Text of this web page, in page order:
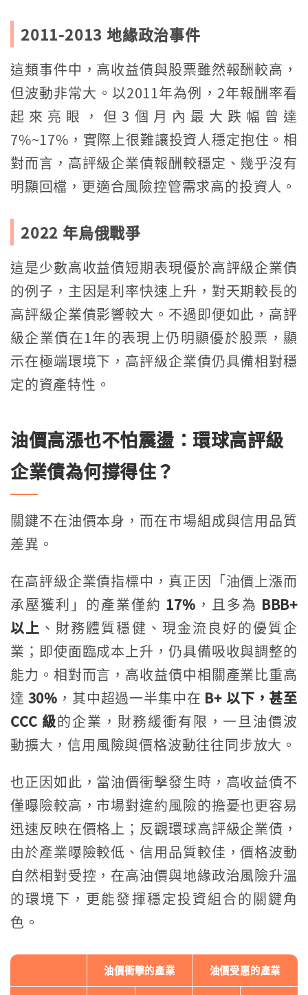
2011-2013 地緣政治事件
這類事件中，高收益債與股票雖然報酬較高，
但波動非常大。以2011年為例，2年報酬率看
起來亮眼，但3個月內最大跌幅曾達
7%~17%，實際上很難讓投資人穩定抱住。相
對而言，高評級企業債報酬較穩定、幾乎沒有
明顯回檔，更適合風險控管需求高的投資人。
2022 年烏俄戰爭
這是少數高收益債短期表現優於高評級企業債
的例子，主因是利率快速上升，對天期較長的
高評級企業債影響較大。不過即便如此，高評
級企業債在1年的表現上仍明顯優於股票，顯
示在極端環境下，高評級企業債仍具備相對穩
定的資產特性。
油價高漲也不怕震盪：環球高評級
企業債為何撐得住？
關鍵不在油價本身，而在市場組成與信用品質
差異。
在高評級企業債指標中，真正因「油價上漲而
承壓獲利」的產業僅約 17% ，且多為 BBB+
以上 、財務體質穩健、現金流良好的優質企
業；即使面臨成本上升，仍具備吸收與調整的
能力。相對而言，高收益債中相關產業比重高
達 30% ，其中超過一半集中在 B+ 以下，甚至
CCC 級的企業，財務緩衝有限，一旦油價波
動擴大，信用風險與價格波動往往同步放大。
也正因如此，當油價衝擊發生時，高收益債不
僅曝險較高，市場對違約風險的擔憂也更容易
迅速反映在價格上；反觀環球高評級企業債，
由於產業曝險較低、信用品質較佳，價格波動
自然相對受控，在高油價與地緣政治風險升溫
的環境下，更能發揮穩定投資組合的關鍵角
色。
油價衝擊的產業 油價受惠的產業